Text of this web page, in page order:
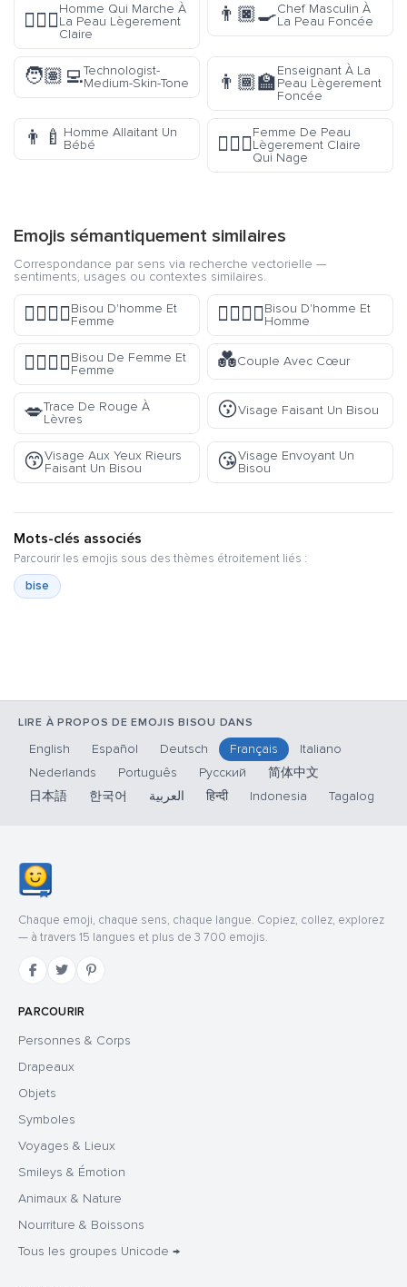
🚶🏼‍♂️
Homme Qui Marche À
La Peau Lègerement
Claire
👨🏿‍🍳Chef Masculin À
La Peau Foncée
🧑🏽‍💻Technologist-
Medium-Skin-Tone
👨🏾‍🏫
Enseignant À La
Peau Lègerement
Foncée
👨‍🍼 Homme Allaitant Un
Bébé
🏊🏼‍♀️
Femme De Peau
Lègerement Claire
Qui Nage
Emojis sémantiquement similaires
Correspondance par sens via recherche vectorielle —
sentiments, usages ou contextes similaires.
👩‍❤️‍💋‍👨Bisou D'homme Et
Femme
👨‍❤️‍💋‍👨Bisou D'homme Et
Homme
👩‍❤️‍💋‍👩Bisou De Femme Et
Femme
💑Couple Avec Cœur
💋Trace De Rouge À
Lèvres
😗Visage Faisant Un Bisou
😙Visage Aux Yeux Rieurs
Faisant Un Bisou
😘Visage Envoyant Un
Bisou
Mots-clés associés
Parcourir les emojis sous des thèmes étroitement liés :
bise
LIRE À PROPOS DE EMOJIS BISOU DANS
English Español Deutsch Français
Italiano
Nederlands
Português Русский
简体中文
日本語
한국어 العربية हिन्दी Indonesia Tagalog
Chaque emoji, chaque sens, chaque langue. Copiez, collez, explorez
— à travers 15 langues et plus de 3 700 emojis.
PARCOURIR
Personnes & Corps
Drapeaux
Objets
Symboles
Voyages & Lieux
Smileys & Émotion
Animaux & Nature
Nourriture & Boissons
Tous les groupes Unicode →